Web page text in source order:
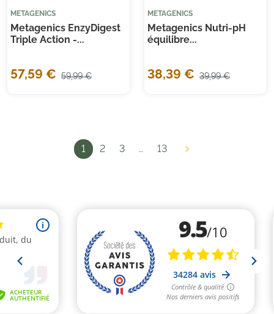
METAGENICS
Metagenics EnzyDigest
Triple Action -...
57,59 € 59,99 €
METAGENICS
Metagenics Nutri-pH
équilibre...
38,39 € 39,99 €
1 2 3 … 13 